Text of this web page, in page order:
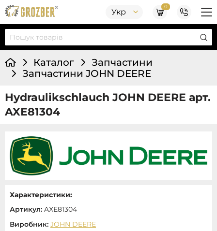
Укр
0
Каталог
Запчастини
Запчастини JOHN DEERE
Hydraulikschlauch JOHN DEERE арт.
AXE81304
Характеристики:
Артикул: AXE81304
Виробник: JOHN DEERE